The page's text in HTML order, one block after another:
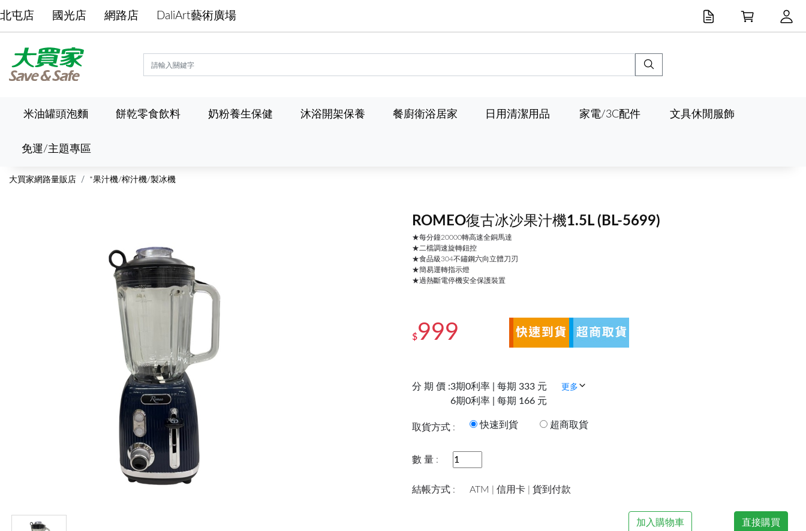
北屯店 國光店 網路店 DaliArt藝術廣場
米油罐頭泡麵 餅乾零食飲料 奶粉養生保健 沐浴開架保養 餐廚衛浴居家 日用清潔用品 家電/3C配件 文具休閒服飾
免運/主題專區
大買家網路量販店 *果汁機/榨汁機/製冰機
ROMEO復古冰沙果汁機1.5L (BL-5699)
★每分鐘20000轉高速全銅馬達
★二檔調速旋轉鈕控
★食品級304不鏽鋼六向立體刀刃
★簡易運轉指示燈
★過熱斷電停機安全保護裝置
$999
分 期 價 :3期0利率 | 每期 333 元
6期0利率 | 每期 166 元
更多
取貨方式 : 快速到貨 超商取貨
數 量 :
結帳方式 : ATM | 信用卡 | 貨到付款
加入購物車 直接購買